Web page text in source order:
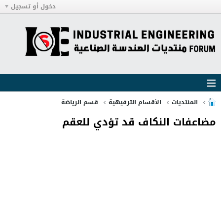
دخول أو تسجيل
المنتديات الأقسام الترفيهية قسم الرياضة
مضاعفات النكاف قد تؤدي للعقم